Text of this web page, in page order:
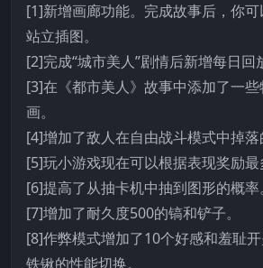
[1]新增画廊功能。完成故事后，你
站立插图。
[2]完成“城市美人”剧情后新增每日回
[3]在《都市美人》故事中添加了一
画。
[4]增加了敌人在自由战斗模式中掉落
[5]玩小游戏现在可以根据表现奖励最
[6]提高了从抽卡机中抽到图形的概率。
[7]增加了耐久度500的镐和铲子。
[8]作弊模式增加了10个好感和羞耻
铁锹的性能切换。